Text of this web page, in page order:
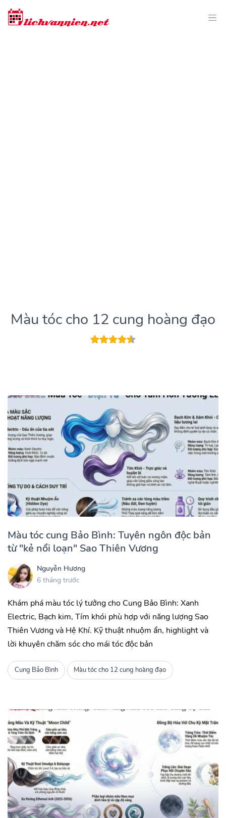
Màu tóc cho 12 cung hoàng đạo
Màu tóc cung Bảo Bình: Tuyên ngôn độc bản
từ "kẻ nổi loạn" Sao Thiên Vương
Nguyễn Hương
6 tháng trước
Khám phá màu tóc lý tưởng cho Cung Bảo Bình: Xanh
Electric, Bạch kim, Tím khói phù hợp với năng lượng Sao
Thiên Vương và Hệ Khí. Kỹ thuật nhuộm ẩn, highlight và
lời khuyên chăm sóc cho mái tóc độc bản
Cung Bảo Bình Màu tóc cho 12 cung hoàng đạo